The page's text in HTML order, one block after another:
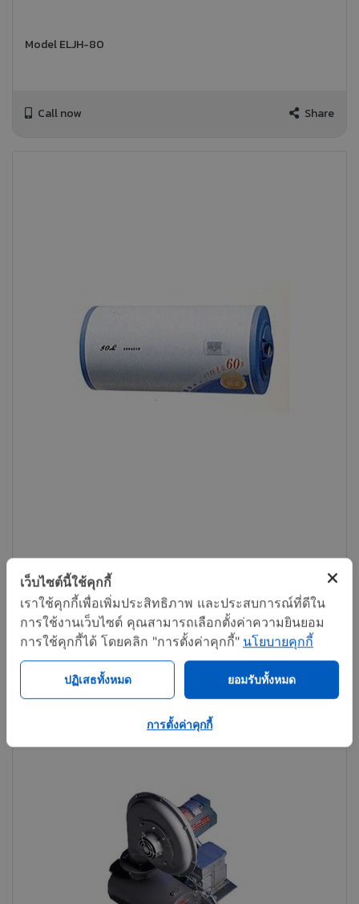
Model ELJH-80
Call now Share
Call now Share
เว็บไซต์นี้ใช้คุกกี้
เราใช้คุกกี้เพื่อเพิ่มประสิทธิภาพ และประสบการณ์ที่ดีใน
การใช้งานเว็บไซต์ คุณสามารถเลือกตั้งค่าความยินยอม
การใช้คุกกี้ได้ โดยคลิก "การตั้งค่าคุกกี้" นโยบายคุกกี้
ปฏิเสธทั้งหมด ยอมรับทั้งหมด
การตั้งค่าคุกกี้